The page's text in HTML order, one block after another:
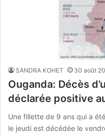
SANDRA KOHET 30 août
Ouganda: Décès
déclarée positive
Une fillette de 9 ans qui a
le jeudi est décédée le